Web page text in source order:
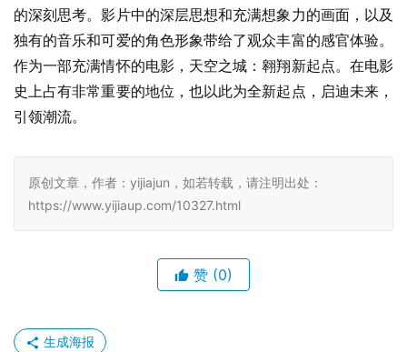
的深刻思考。影片中的深层思想和充满想象力的画面，以及
独有的音乐和可爱的角色形象带给了观众丰富的感官体验。
作为一部充满情怀的电影，天空之城：翱翔新起点。在电影
史上占有非常重要的地位，也以此为全新起点，启迪未来，
引领潮流。
原创文章，作者：yijiajun，如若转载，请注明出处：
https://www.yijiaup.com/10327.html
赞 (0)
生成海报